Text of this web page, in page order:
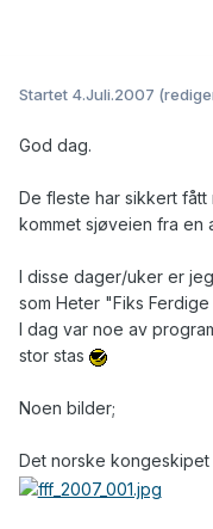
Startet 4.Juli.2007
God dag.
De fleste har sikkert
kommet sjøveien fra en
I disse dager/uker er
som Heter "Fiks Ferdige
I dag var noe av
stor stas
Noen bilder;
Det norske kongeskipet